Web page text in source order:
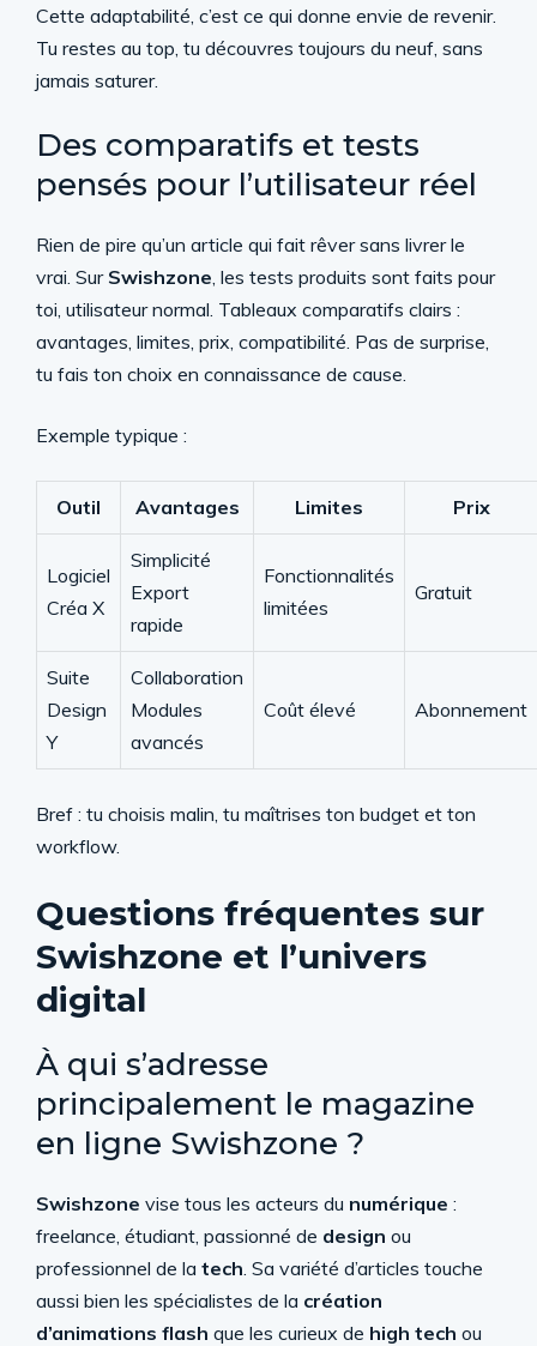
Cette adaptabilité, c’est ce qui donne envie de revenir.
Tu restes au top, tu découvres toujours du neuf, sans
jamais saturer.
Des comparatifs et tests
pensés pour l’utilisateur réel
Rien de pire qu’un article qui fait rêver sans livrer le
vrai. Sur Swishzone, les tests produits sont faits pour
toi, utilisateur normal. Tableaux comparatifs clairs :
avantages, limites, prix, compatibilité. Pas de surprise,
tu fais ton choix en connaissance de cause.
Exemple typique :
Outil Avantages Limites Prix
Logiciel
Créa X
Simplicité
Export
rapide
Fonctionnalités
limitées
Gratuit
Suite
Design
Y
Collaboration
Modules
avancés
Coût élevé Abonnement
Bref : tu choisis malin, tu maîtrises ton budget et ton
workflow.
Questions fréquentes sur
Swishzone et l’univers
digital
À qui s’adresse
principalement le magazine
en ligne Swishzone ?
Swishzone vise tous les acteurs du numérique :
freelance, étudiant, passionné de design ou
professionnel de la tech. Sa variété d’articles touche
aussi bien les spécialistes de la création
d’animations flash que les curieux de high tech ou